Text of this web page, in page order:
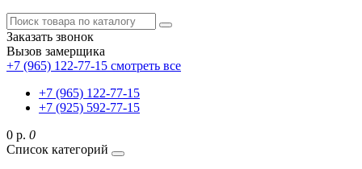
Заказать звонок
Вызов замерщика
+7 (965) 122-77-15 смотреть все
+7 (965) 122-77-15
+7 (925) 592-77-15
0 р. 0
Список категорий